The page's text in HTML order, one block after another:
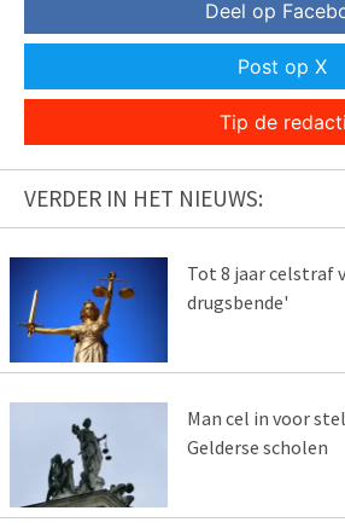
Deel op
Post op X
Tip de
VERDER IN HET NIEUWS:
Tot 8 jaar celstraf
drugsbende'
Man cel in voor
Gelderse scholen